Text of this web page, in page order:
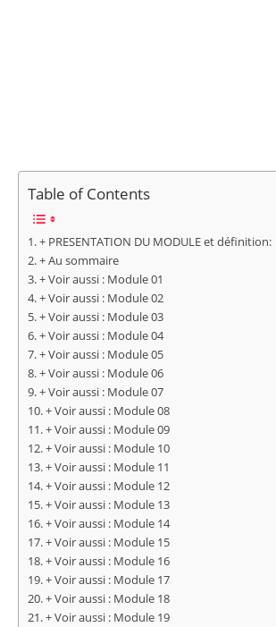
Table of Contents
+ PRESENTATION DU MODULE et définition:
+ Au sommaire
+ Voir aussi : Module 01
+ Voir aussi : Module 02
+ Voir aussi : Module 03
+ Voir aussi : Module 04
+ Voir aussi : Module 05
+ Voir aussi : Module 06
+ Voir aussi : Module 07
+ Voir aussi : Module 08
+ Voir aussi : Module 09
+ Voir aussi : Module 10
+ Voir aussi : Module 11
+ Voir aussi : Module 12
+ Voir aussi : Module 13
+ Voir aussi : Module 14
+ Voir aussi : Module 15
+ Voir aussi : Module 16
+ Voir aussi : Module 17
+ Voir aussi : Module 18
+ Voir aussi : Module 19